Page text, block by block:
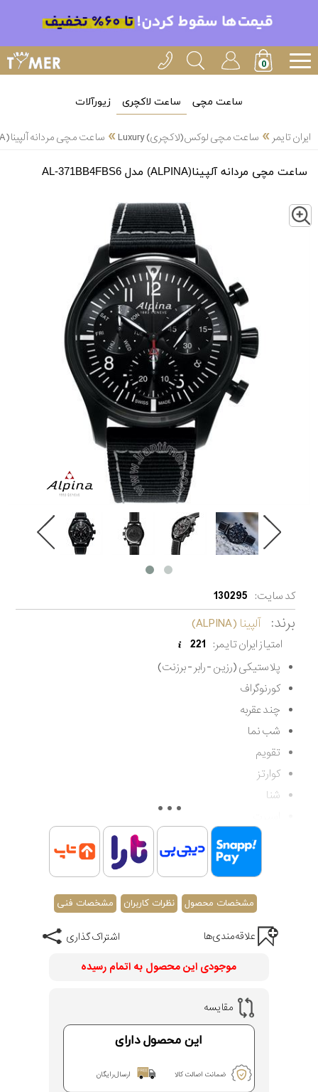
ساعت مچی ساعت لاکچری زیورآلات
ایران تایمر » ساعت مچی لوکس(لاکچری) Luxury » ساعت مچی مردانه آلپینا(ALPINA) مدل AL-371BB4FBS6
ساعت مچی مردانه آلپینا(ALPINA) مدل AL-371BB4FBS6
کد سایت: 130295
برند: آلپینا (ALPINA)
امتیاز ایران تایمر: 221
پلاستیکی (رزین - رابر - برزنت)
کورنوگراف
چند عقربه
شب نما
تقویم
کوارتز
شنا
مقاوم در برابر آب تا 100 متر (غواصی کم عمق)
اصالت کشور سوئیس
گارانتی مادام العمر اصالت کالا
مشخصات محصول نظرات کاربران مشخصات فنی
اشتراک گذاری
علاقه‌مندی‌ها
موجودی این محصول به اتمام رسیده
مقایسه
این محصول دارای
ضمانت اصالت کالا ارسال رایگان